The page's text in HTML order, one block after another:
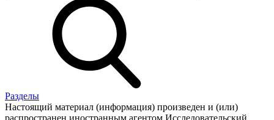
Разделы
Настоящий материал (информация) произведен и (или)
распространен иностранным агентом Исследовательский